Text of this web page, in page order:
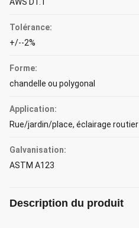
Tolérance:
+/--2%
Forme:
chandelle ou polygonal
Application:
Rue/jardin/place, éclairage routier
Galvanisation:
ASTM A123
Description du produit